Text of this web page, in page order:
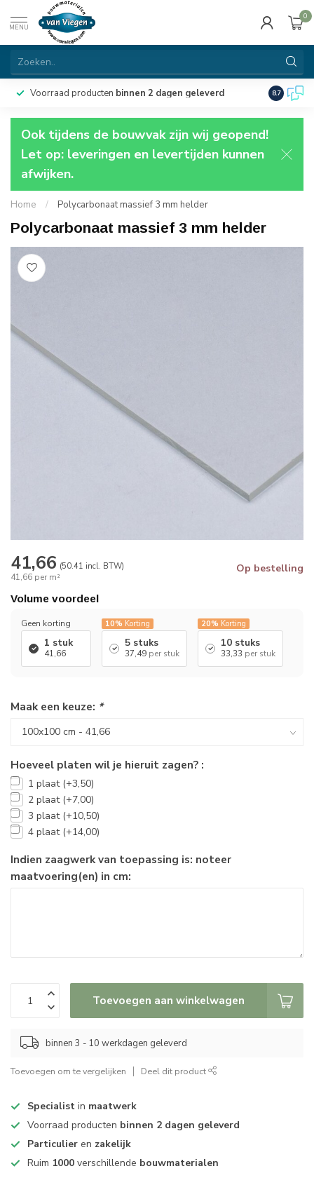
MENU
0
Voorraad producten binnen 2 dagen geleverd 8.7
Ook tijdens de bouwvak zijn wij geopend!
Let op: leveringen en levertijden kunnen
afwijken.
Home / Polycarbonaat massief 3 mm helder
Polycarbonaat massief 3 mm helder
41,66 (50.41 incl. BTW)
41,66 per m²
Op bestelling
Volume voordeel
Geen korting
1 stuk
41,66
10% Korting
5 stuks
37,49 per stuk
20% Korting
10 stuks
33,33 per stuk
Maak een keuze: *
Hoeveel platen wil je hieruit zagen? :
1 plaat (+3,50)
2 plaat (+7,00)
3 plaat (+10,50)
4 plaat (+14,00)
Indien zaagwerk van toepassing is: noteer
maatvoering(en) in cm:
Toevoegen aan winkelwagen
binnen 3 - 10 werkdagen geleverd
Toevoegen om te vergelijken Deel dit product
Specialist in maatwerk
Voorraad producten binnen 2 dagen geleverd
Particulier en zakelijk
Ruim 1000 verschillende bouwmaterialen